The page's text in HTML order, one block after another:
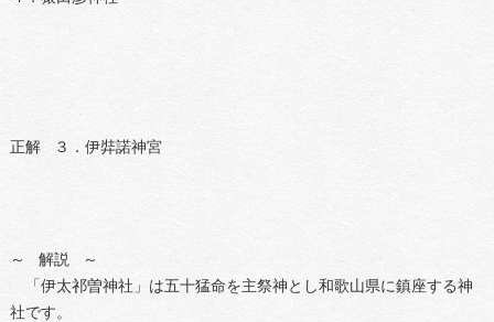
正解 ３．伊弉諾神宮
～ 解説 ～
「伊太祁曽神社」は五十猛命を主祭神とし和歌山県に鎮座する神
社です。